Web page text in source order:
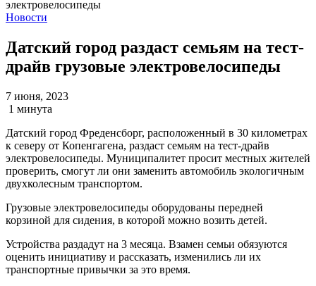
Новости
Датский город раздаст семьям на тест-
драйв грузовые электровелосипеды
7 июня, 2023
1 минута
Датский город Фреденсборг, расположенный в 30 километрах
к северу от Копенгагена, раздаст семьям на тест-драйв
электровелосипеды. Муниципалитет просит местных жителей
проверить, смогут ли они заменить автомобиль экологичным
двухколесным транспортом.
Грузовые электровелосипеды оборудованы передней
корзиной для сидения, в которой можно возить детей.
Устройства раздадут на 3 месяца. Взамен семьи обязуются
оценить инициативу и рассказать, изменились ли их
транспортные привычки за это время.